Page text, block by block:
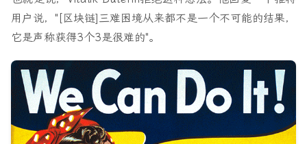
用户说，"[区块链]三难困境从来都不是一个不可能的结果，
它是声称获得3个3是很难的"。